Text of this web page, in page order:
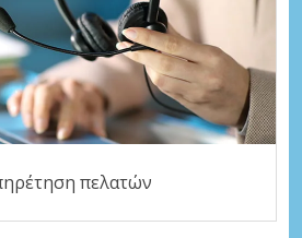
πελατών